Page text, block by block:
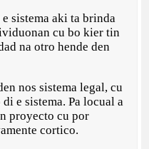
sistema aki ta brinda
cu bo kier tin
na otro hende den
nos sistema legal, cu
e sistema. Pa locual a
proyecto cu por
cortico.